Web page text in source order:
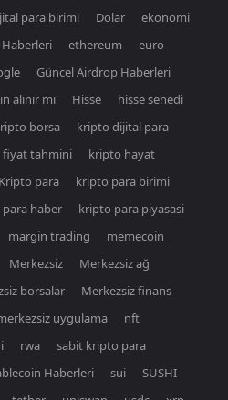
para birimi Dolar
ekonomi
Haberleri ethereum
euro
Güncel Airdrop Haberleri
alınır mı Hisse
hisse senedi
borsa
kripto dijital para
tahmini
kripto hayat
Kripto para
kripto para birimi
haber
kripto para piyasasi
margin trading
memecoin
Merkezsiz
Merkezsiz ağ
borsalar
Merkezsiz finans
uygulama
nft
rwa
sabit kripto para
Haberleri sui
SUSHI